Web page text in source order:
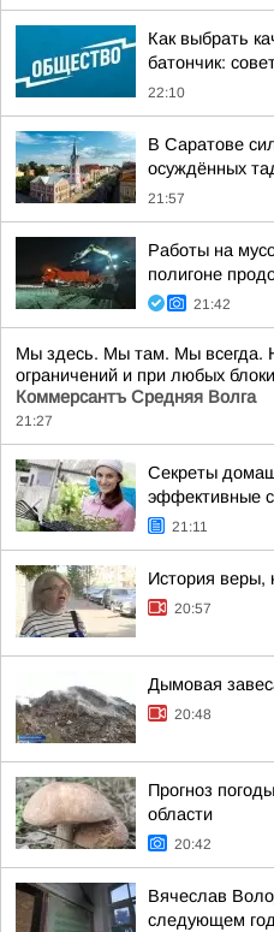
Как выбрать
батончик:
22:10
В Саратове
осуждённых
21:57
Работы на
полигоне
21:42
Мы здесь. Мы там. Мы всегда.
ограничений и при любых
Коммерсантъ Средняя Волга
21:27
Секреты
эффективные
21:11
История веры,
20:57
Дымовая
20:48
Прогноз
области
20:42
Вячеслав
следующем